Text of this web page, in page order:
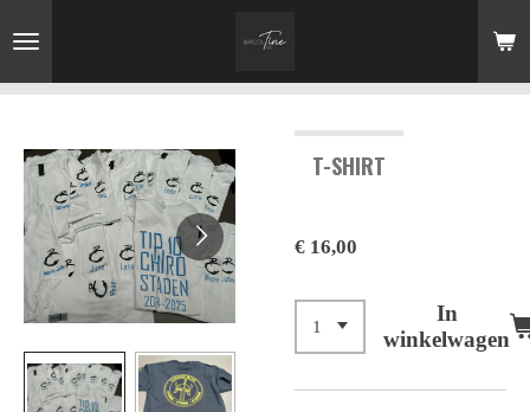
direct
naar
T-SHIRT
€ 16,00
In
winkelwagen